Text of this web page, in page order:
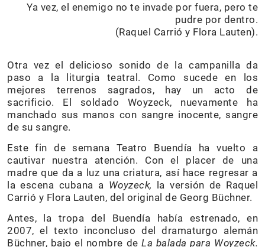
Ya vez, el enemigo no te invade por fuera, pero te
pudre por dentro.
(Raquel Carrió y Flora Lauten).
Otra vez el delicioso sonido de la campanilla da
paso a la liturgia teatral. Como sucede en los
mejores terrenos sagrados, hay un acto de
sacrificio. El soldado Woyzeck, nuevamente ha
manchado sus manos con sangre inocente, sangre
de su sangre.
Este fin de semana Teatro Buendía ha vuelto a
cautivar nuestra atención. Con el placer de una
madre que da a luz una criatura, así hace regresar a
la escena cubana a Woyzeck, la versión de Raquel
Carrió y Flora Lauten, del original de Georg Büchner.
Antes, la tropa del Buendía había estrenado, en
2007, el texto inconcluso del dramaturgo alemán
Büchner, bajo el nombre deLa balada para Woyzeck.